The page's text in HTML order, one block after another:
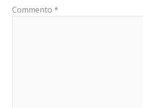
Commento *